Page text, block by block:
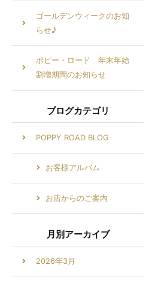
ゴールデンウィークのお知
らせ♪
ポピー・ロード 年末年始
割増期間のお知らせ
ブログカテゴリ
POPPY ROAD BLOG
お客様アルバム
お店からのご案内
月別アーカイブ
2026年3月